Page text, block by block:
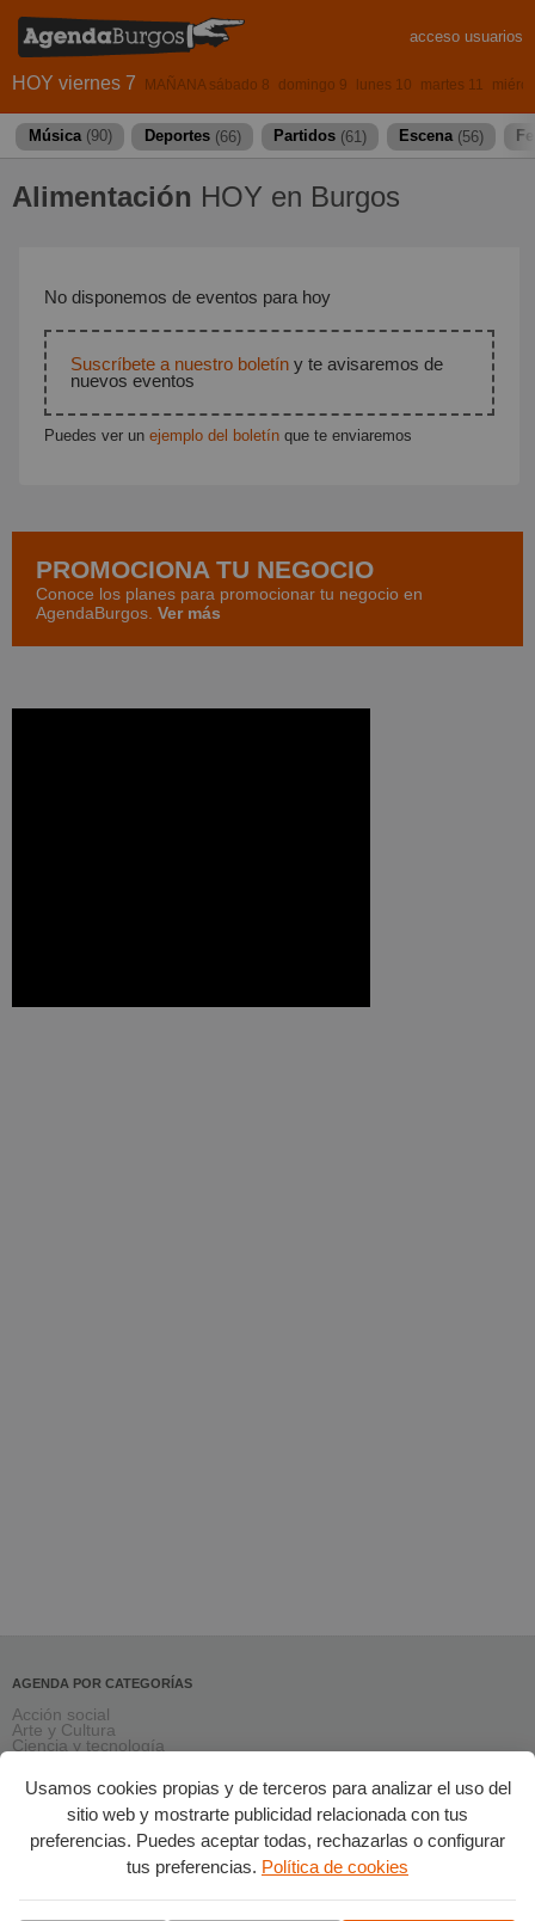
Usamos cookies propias y de terceros para analizar el uso del
sitio web y mostrarte publicidad relacionada con tus
preferencias. Puedes aceptar todas, rechazarlas o configurar
tus preferencias. Política de cookies
acceso usuarios
HOY viernes 7 MAÑANA sábado 8 domingo 9 lunes 10 martes 11
Música (90) Deportes (66) Partidos (61) Escena (56)
Alimentación HOY en Burgos
No disponemos de eventos para hoy
Suscríbete a nuestro boletíny te avisaremos de
nuevos eventos
Puedes ver un ejemplo del boletínque te enviaremos
PROMOCIONA TU NEGOCIO
Conoce los planes para promocionar tu negocio en
AgendaBurgos. Ver más
AGENDA POR CATEGORÍAS
Acción social
Arte y Cultura
Ciencia y tecnología
Escena
Formación
Gastronomía
Medio ambiente
Música
Ocio
Salud y bienestar
Turismo